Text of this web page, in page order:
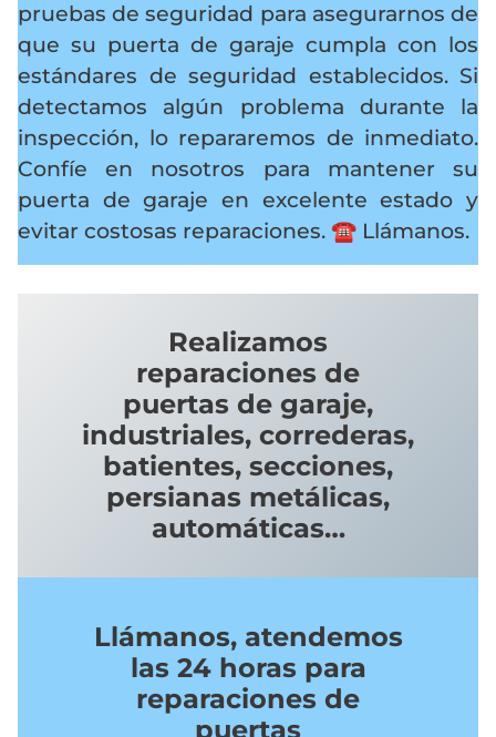
pruebas de seguridad para asegurarnos de
que su puerta de garaje cumpla con los
estándares de seguridad establecidos. Si
detectamos algún problema durante la
inspección, lo repararemos de inmediato.
Confíe en nosotros para mantener su
puerta de garaje en excelente estado y
evitar costosas reparaciones. ☎️ Llámanos.
Realizamos
reparaciones de
puertas de garaje,
industriales, correderas,
batientes, secciones,
persianas metálicas,
automáticas…
Llámanos, atendemos
las 24 horas para
reparaciones de
puertas